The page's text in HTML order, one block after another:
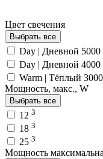
Цвет свечения
Выбрать все
Day | Дневной 5000
Day | Дневной 4000
Warm | Тёплый
Мощность, макс., W
Выбрать все
12 3
18 3
25 3
Мощность